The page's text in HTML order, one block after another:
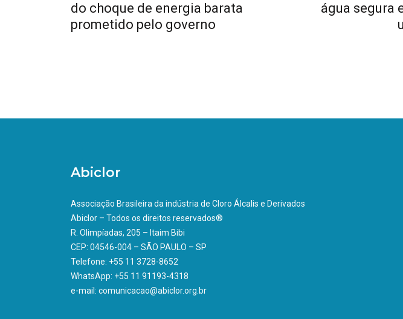
do choque de energia barata
prometido pelo governo
água segura
Abiclor
Associação Brasileira da indústria de Cloro Álcalis e Derivados
Abiclor – Todos os direitos reservados®
R. Olimpíadas, 205 – Itaim Bibi
CEP: 04546-004 – SÃO PAULO – SP
Telefone: +55 11 3728-8652
WhatsApp: +55 11 91193-4318
e-mail: comunicacao@abiclor.org.br